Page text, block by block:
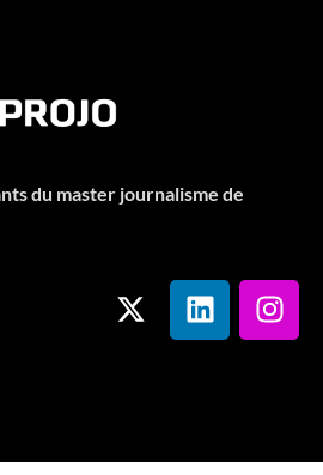
du master journalisme de